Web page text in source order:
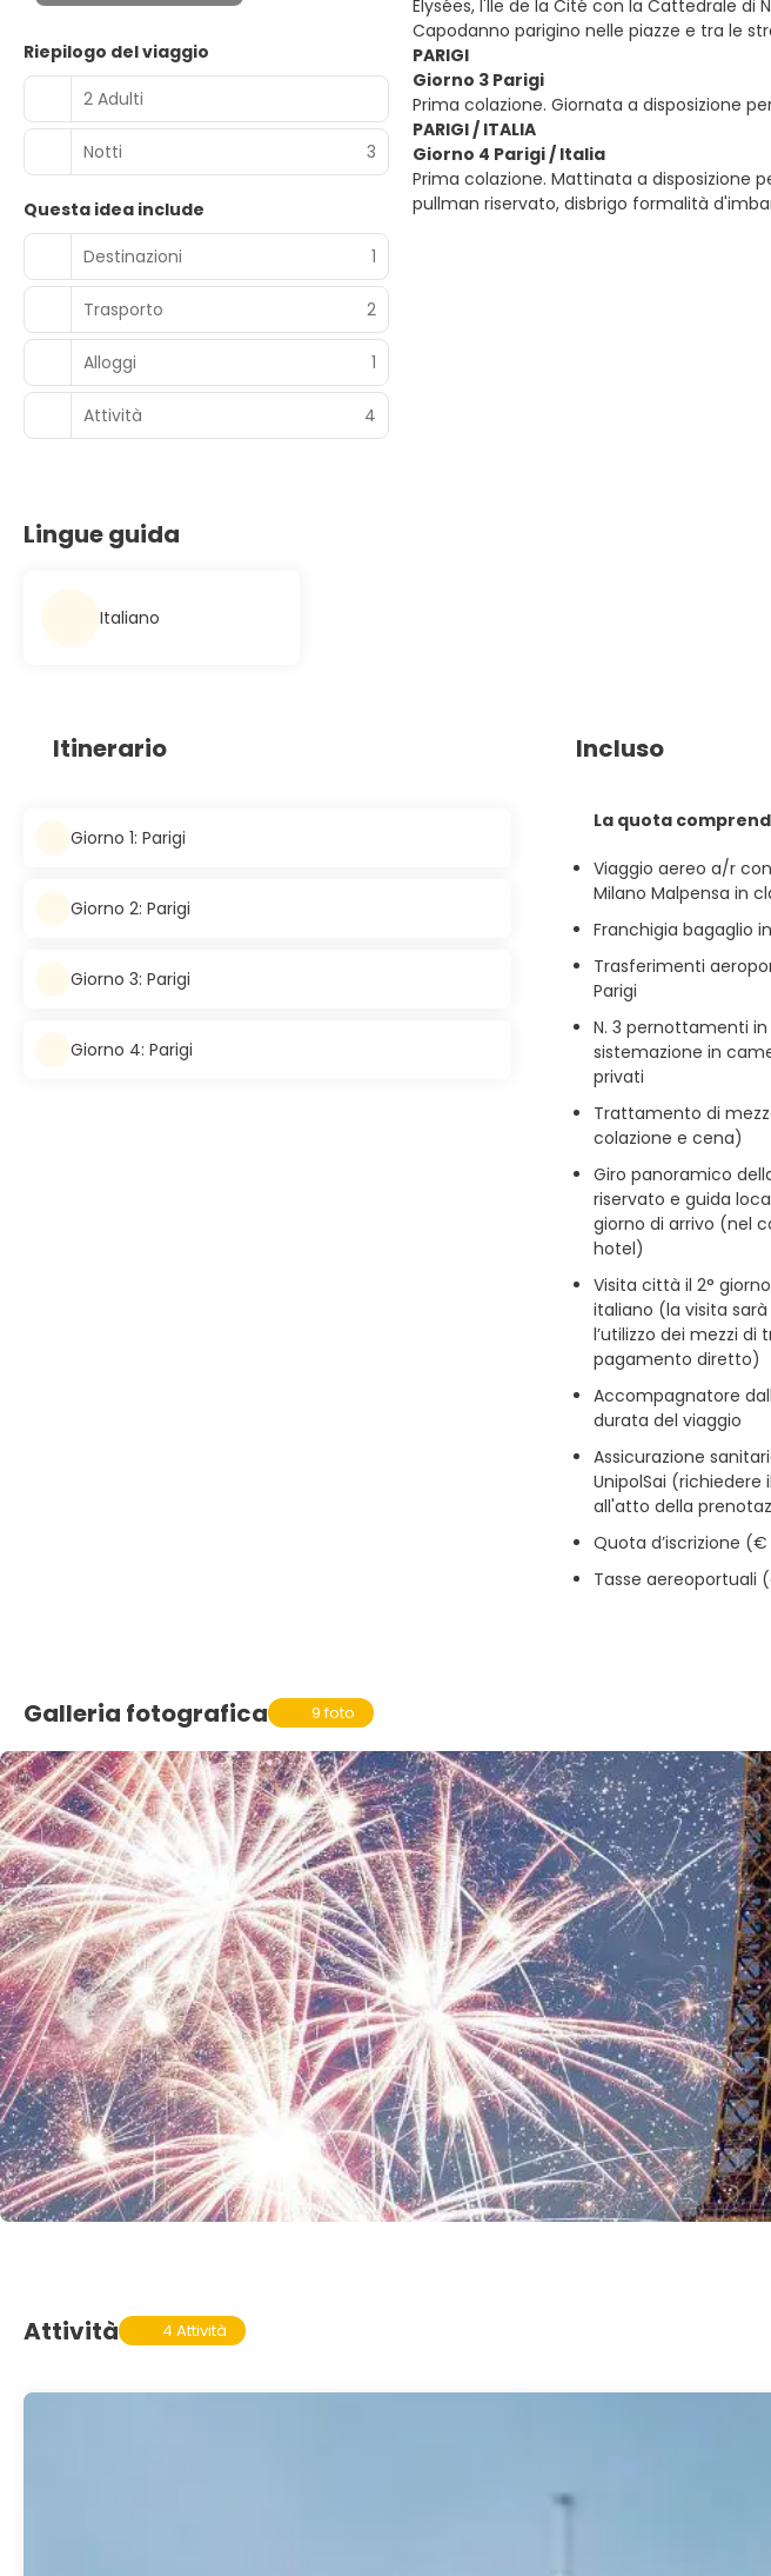
Riepilogo del viaggio
2 Adulti
Notti 3
Questa idea include
Destinazioni
1
Trasporto 2
Alloggi 1
Attività 4
Elysées, l'Ile de la Cité con la Cattedrale
Capodanno parigino nelle piazze e tra le
PARIGI
Giorno 3 Parigi
Prima colazione. Giornata a disposizione
PARIGI / ITALIA
Giorno 4 Parigi / Italia
Prima colazione. Mattinata a disposizione
pullman riservato, disbrigo formalità
Lingue guida
Italiano
Itinerario
Giorno 1: Parigi
Giorno 2: Parigi
Giorno 3: Parigi
Giorno 4: Parigi
Incluso
La quota
Viaggio aereo a/r
Milano Malpensa in
Franchigia bagaglio
Trasferimenti
Parigi
N. 3 pernottamenti
sistemazione in
privati
Trattamento di
colazione e cena)
Giro panoramico
riservato e guida
giorno di arrivo (nel
hotel)
Visita città il 2°
italiano (la visita
l’utilizzo dei mezzi
pagamento diretto)
Accompagnatore
durata del viaggio
Assicurazione
UnipolSai
all'atto della
Quota d’iscrizione
Tasse aereoportuali
Galleria fotografica 9 foto
Attività 4 Attività